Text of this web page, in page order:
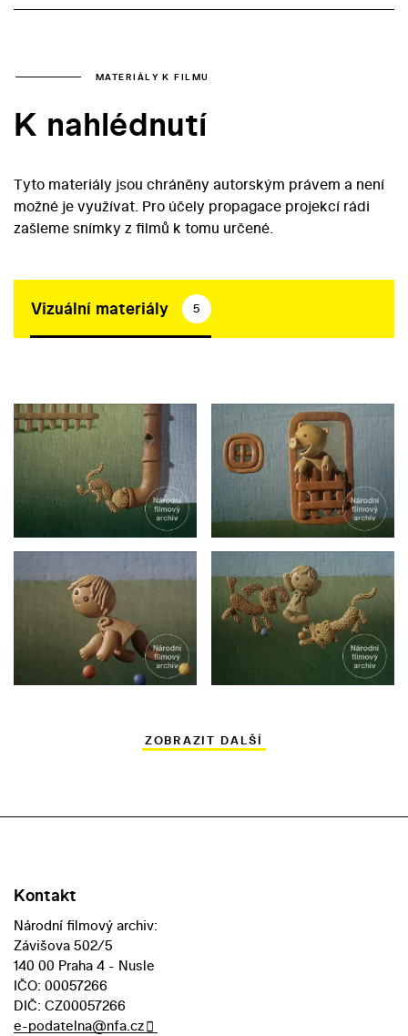
MATERIÁLY K FILMU
K nahlédnutí
Tyto materiály jsou chráněny autorským právem a není
možné je využívat. Pro účely propagace projekcí rádi
zašleme snímky z filmů k tomu určené.
Vizuální materiály 5
ZOBRAZIT DALŠÍ
Kontakt
Národní filmový archiv:
Závišova 502/5
140 00 Praha 4 - Nusle
IČO: 00057266
DIČ: CZ00057266
e-podatelna@nfa.cz